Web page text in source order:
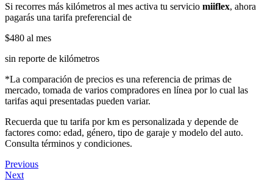
Si recorres más kilómetros al mes activa tu servicio miiflex, ahora
pagarás una tarifa preferencial de
$480 al mes
sin reporte de kilómetros
*La comparación de precios es una referencia de primas de
mercado, tomada de varios compradores en línea por lo cual las
tarifas aqui presentadas pueden variar.
Recuerda que tu tarifa por km es personalizada y depende de
factores como: edad, género, tipo de garaje y modelo del auto.
Consulta términos y condiciones.
Previous
Next